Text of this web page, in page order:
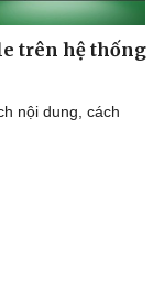
trên hệ thống
nội dung, cách